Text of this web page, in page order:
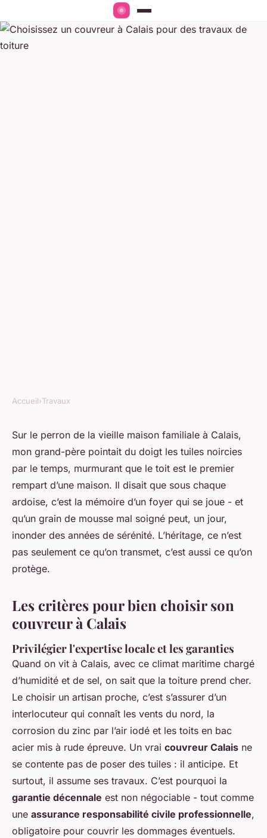
Choisissez un couvreur à
Calais pour des travaux de
toiture
Auberte• 01/05/2026 20:48• 9 min de lecture
Accueil›Travaux
Sur le perron de la vieille maison familiale à Calais,
mon grand-père pointait du doigt les tuiles noircies
par le temps, murmurant que le toit est le premier
rempart d’une maison. Il disait que sous chaque
ardoise, c’est la mémoire d’un foyer qui se joue - et
qu’un grain de mousse mal soigné peut, un jour,
inonder des années de sérénité. L’héritage, ce n’est
pas seulement ce qu’on transmet, c’est aussi ce qu’on
protège.
Les critères pour bien choisir son
couvreur à Calais
Privilégier l'expertise locale et les garanties
Quand on vit à Calais, avec ce climat maritime chargé
d’humidité et de sel, on sait que la toiture prend cher.
Le choisir un artisan proche, c’est s’assurer d’un
interlocuteur qui connaît les vents du nord, la
corrosion du zinc par l’air iodé et les toits en bac
acier mis à rude épreuve. Un vrai couvreur Calais ne
se contente pas de poser des tuiles : il anticipe. Et
surtout, il assume ses travaux. C’est pourquoi la
garantie décennale est non négociable - tout comme
une assurance responsabilité civile professionnelle,
obligatoire pour couvrir les dommages éventuels.